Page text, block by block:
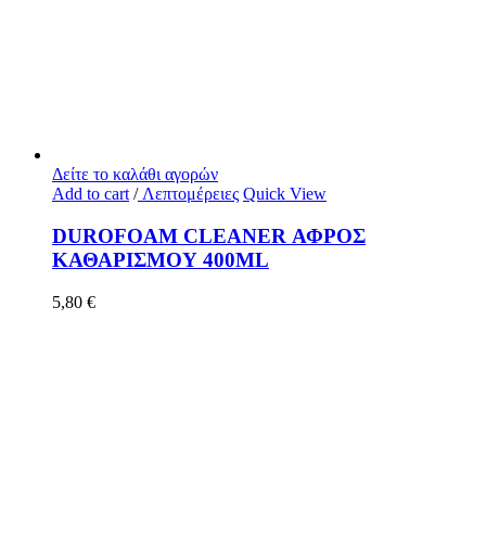
Δείτε το καλάθι αγορών
Add to cart /Λεπτομέρειες Quick View
DUROFOAM CLEANER ΑΦΡΟΣ
ΚΑΘΑΡΙΣΜΟΥ 400ML
5,80 €